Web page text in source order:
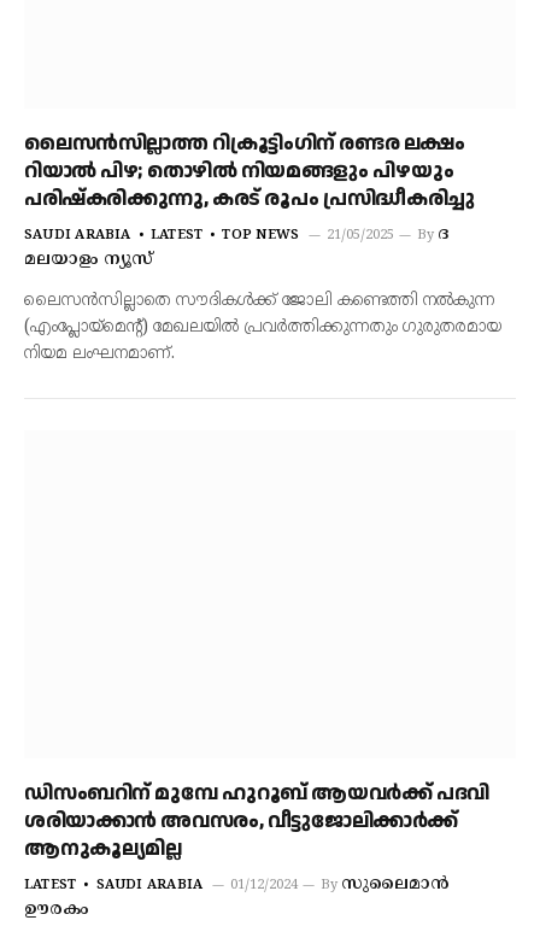
ലൈസൻസില്ലാത്ത റിക്രൂട്ടിംഗിന് രണ്ടര ലക്ഷം
റിയാൽ പിഴ; തൊഴിൽ നിയമങ്ങളും പിഴയും
പരിഷ്‌കരിക്കുന്നു, കരട് രൂപം പ്രസിദ്ധീകരിച്ചു
SAUDI ARABIA LATEST TOP NEWS 21/05/2025 By ദ
മലയാളം ന്യൂസ്
ലൈസന്‍സില്ലാതെ സൗദികള്‍ക്ക് ജോലി കണ്ടെത്തി നല്‍കുന്ന
(എംപ്ലോയ്‌മെന്റ്) മേഖലയില്‍ പ്രവര്‍ത്തിക്കുന്നതും ഗുരുതരമായ
നിയമ ലംഘനമാണ്.
ഡിസംബറിന് മുമ്പേ ഹുറൂബ് ആയവര്‍ക്ക് പദവി
ശരിയാക്കാന്‍ അവസരം, വീട്ടുജോലിക്കാര്‍ക്ക്
ആനുകൂല്യമില്ല
LATEST SAUDI ARABIA 01/12/2024 By സുലൈമാൻ
ഊരകം